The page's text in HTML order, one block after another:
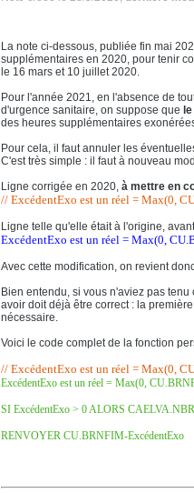
La note ci-dessous, publiée fin mai
supplémentaires en 2020, pour tenir
le 16 mars et 10 juillet 2020.
Pour l'année 2021, en l'absence de
d'urgence sanitaire, on suppose que
des heures supplémentaires
Pour cela, il faut annuler les
C'est très simple : il faut à nouveau
Ligne corrigée en 2020, à mettre en
// ExcédentExo est un réel = Max(0,
Ligne telle qu'elle était à l'origine,
ExcédentExo est un réel = Max(0,
Avec cette modification, on revient
Bien entendu, si vous n'aviez pas
avoir doit déjà être correct : la
nécessaire.
Voici le code complet de la fonction
// ExcédentExo est un réel = Max(0,
ExcédentExo est un réel = Max(0,
SI ExcédentExo > 0 ALORS
RENVOYER CU.BRNFIM-ExcédentExo